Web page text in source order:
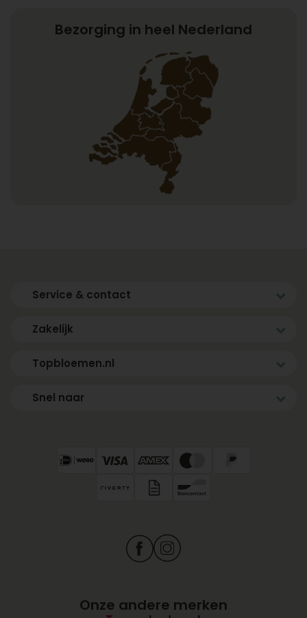
Bezorging in heel Nederland
Service & contact
Zakelijk
Topbloemen.nl
Snel naar
Onze andere merken